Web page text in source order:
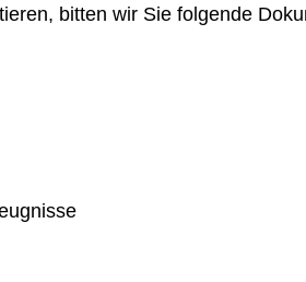
bitten wir Sie folgende